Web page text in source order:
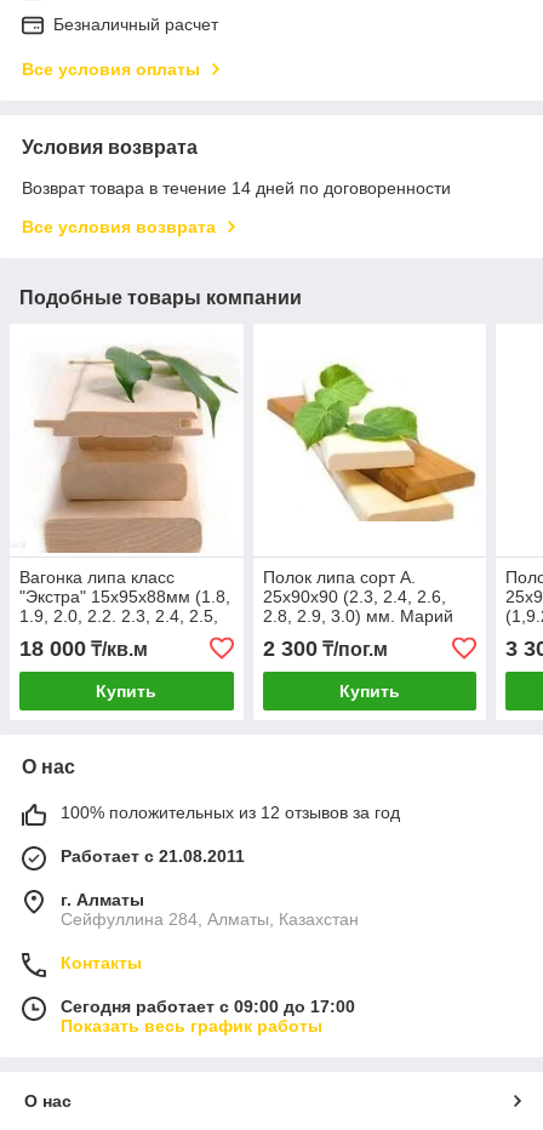
Безналичный расчет
Все условия оплаты
Условия возврата
Возврат товара в течение 14 дней по договоренности
Все условия возврата
Подобные товары компании
Вагонка липа класс
"Экстра" 15х95х88мм (1.8,
1.9, 2.0, 2.2. 2.3, 2.4, 2.5,
2.8.3,0 )м. Марий Эл.
18 000 ₸/кв.м
Купить
Полок липа сорт А.
25х90х90 (2.3, 2.4, 2.6,
2.8, 2.9, 3.0) мм. Марий
2 300₸/пог.м
Купить
3
О нас
100% положительных из 12 отзывов за год
Работает с 21.08.2011
г. Алматы
Сейфуллина 284, Алматы, Казахстан
Контакты
Сегодня работает с 09:00 до 17:00
Показать весь график работы
О нас